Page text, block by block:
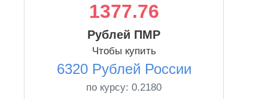
1377.76
Рублей ПМР
Чтобы купить
6320 Рублей России
по курсу: 0.2180